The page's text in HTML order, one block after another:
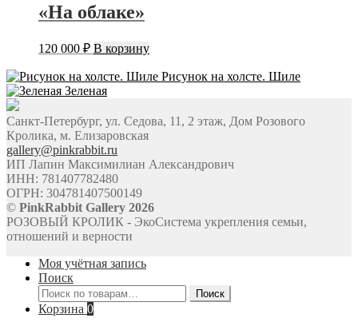
«На облаке»
120 000 ₽ В корзину
Рисунок на холсте. Шиле
Зеленая
Санкт-Петербург, ул. Седова, 11, 2 этаж, Дом Розового
Кролика, м. Елизаровская
gallery@pinkrabbit.ru
ИП Лапин Максимилиан Александрович
ИНН: 781407782480
ОГРН: 304781407500149
© PinkRabbit Gallery 2026
РОЗОВЫЙ КРОЛИК - ЭкоСистема укрепления семьи,
отношений и верности
Моя учётная запись
Поиск
Искать:
Поиск
Корзина 0